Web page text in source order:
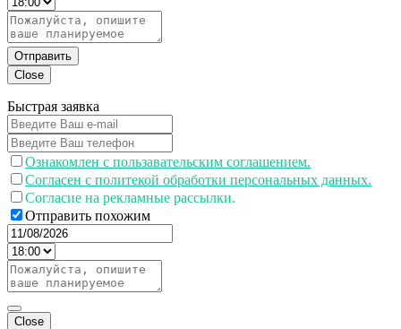
Отправить
Close
Быстрая заявка
Ознакомлен с пользавательским соглашением.
Согласен с политекой обработки персональных данных.
Согласие на рекламные рассылки.
Отправить похожим
Close